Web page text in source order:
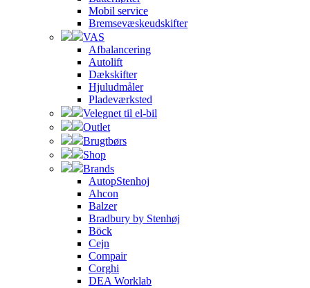
Mobil service
Bremsevæskeudskifter
VAS
Afbalancering
Autolift
Dækskifter
Hjuludmåler
Pladeværksted
Velegnet til el-bil
Outlet
Brugtbørs
Shop
Brands
AutopStenhoj
Ahcon
Balzer
Bradbury by Stenhøj
Böck
Cejn
Compair
Corghi
DEA Worklab